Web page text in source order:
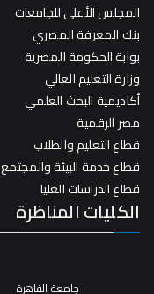
المجلس الأعلى للجامعات
بنك المعرفة المصري
بوابة الحكومة المصرية
وزارة التعليم العالي
أكاديمية البحث العلمي
مصر الرقمية
قطاع التعليم والطلاب
قطاع خدمة البيئة والمجتمع
قطاع الدراسات العليا
الكليات المناظرة
جامعة القاهرة